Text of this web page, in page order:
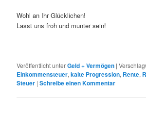
Wohl an Ihr Glücklichen!
Lasst uns froh und munter sein!
Veröffentlicht unterGeld + Vermögen |
Einkommensteuer,kalte Progression, Rente,
Steuer |Schreibe einen Kommentar